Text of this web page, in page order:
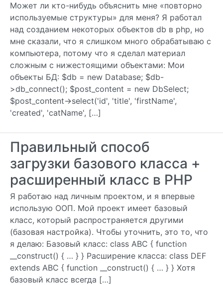
Может ли кто-нибудь объяснить мне «повторно
используемые структуры» для меня? Я работал
над созданием некоторых объектов db в php, но
мне сказали, что я слишком много обрабатываю с
компьютера, потому что я сделал материал
сложным с нижестоящими объектами: Мои
объекты БД: $db = new Database; $db-
>db_connect(); $post_content = new DbSelect;
$post_content->select('id', 'title', 'firstName',
'created', 'catName', […]
Правильный способ
загрузки базового класса +
расширенный класс в PHP
Я работаю над личным проектом, и я впервые
использую ООП. Мой проект имеет базовый
класс, который распространяется другими
(базовая настройка). Чтобы уточнить, это то, что
я делаю: Базовый класс: class ABC { function
__construct() { … } } Расширение класса: class DEF
extends ABC { function __construct() { … } } Хотя
базовый класс всегда […]